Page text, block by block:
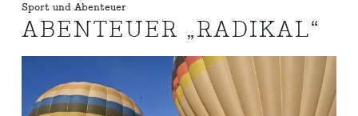
Sport und Abenteuer
ABENTEUER „RADIKAL“